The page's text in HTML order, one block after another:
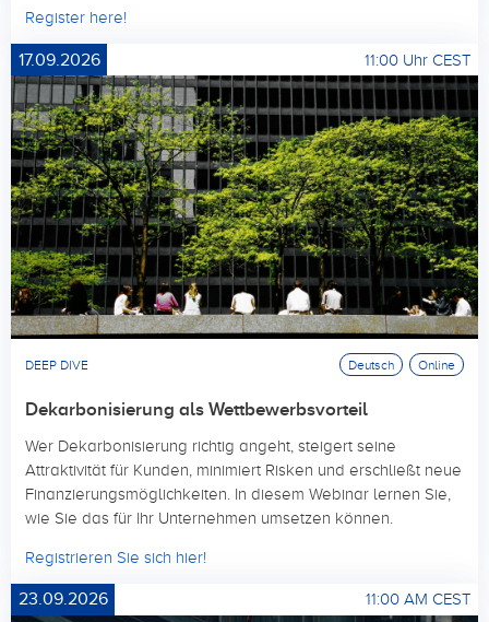
Register here!
17.09.2026 11:00 Uhr CEST
DEEP DIVE Deutsch Online
Dekarbonisierung als Wettbewerbsvorteil
Wer Dekarbonisierung richtig angeht, steigert seine
Attraktivität für Kunden, minimiert Risken und erschließt neue
Finanzierungsmöglichkeiten. In diesem Webinar lernen Sie,
wie Sie das für Ihr Unternehmen umsetzen können.
Registrieren Sie sich hier!
23.09.2026 11:00 AM CEST